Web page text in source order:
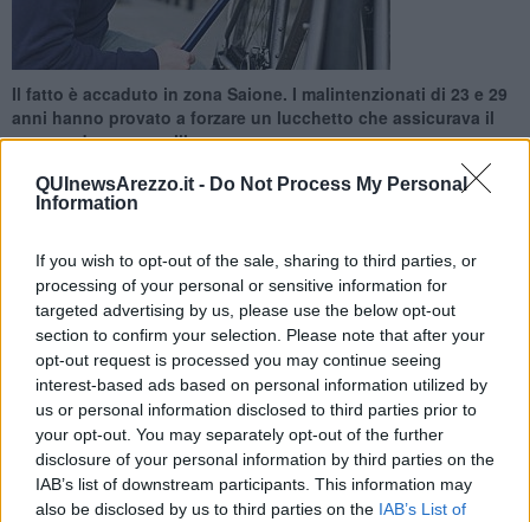
QUInewsArezzo.it - Do Not Process My Personal
Information
If you wish to opt-out of the sale, sharing to third parties, or
processing of your personal or sensitive information for
targeted advertising by us, please use the below opt-out
section to confirm your selection. Please note that after your
opt-out request is processed you may continue seeing
interest-based ads based on personal information utilized by
us or personal information disclosed to third parties prior to
your opt-out. You may separately opt-out of the further
disclosure of your personal information by third parties on the
IAB’s list of downstream participants. This information may
also be disclosed by us to third parties on the IAB’s List of
Il fatto è accaduto in zona Saione. I malintenzionati di 23 e 29
anni hanno provato a forzare un lucchetto che assicurava il
mezzo ad una rastrelliera
AREZZO —Tentano di rubare una bicicletta e finiscono in manette.
Il fatto è accaduto ieri pomeriggio in zona Saione.
Una pattuglia dei Carabinieri della sezione Radiomobile della
compagnia di Arezzo, mentre transitava in via Guelfa, ha notato
due soggetti che stavano forzando il lucchetto della catena che
ancorava una bicicletta ad una rastrelliera.